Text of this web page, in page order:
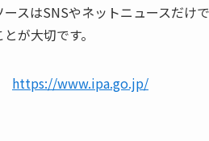
スはSNSやネットニュースだけ
が大切です。
https://www.ipa.go.jp/